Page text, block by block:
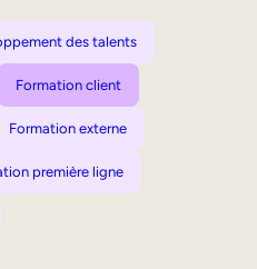
des talents
Formation client
Formation externe
première ligne